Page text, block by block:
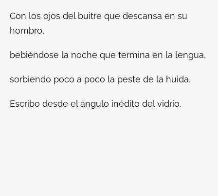
Con los ojos del buitre que descansa en su
hombro,
bebiéndose la noche que termina en la lengua,
sorbiendo poco a poco la peste de la huida.
Escribo desde el ángulo inédito del vidrio.